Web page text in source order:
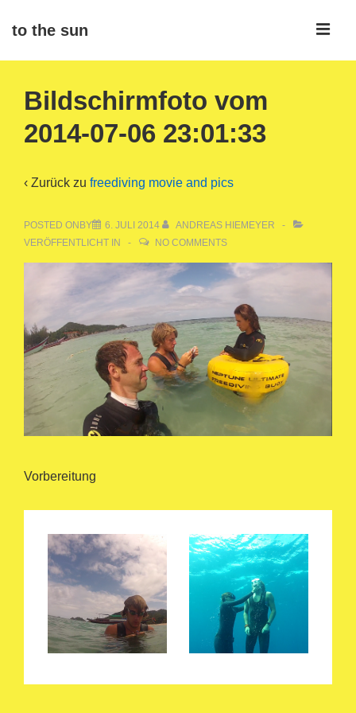
Zumto the sun
Navigation
Bildschirmfoto vom
2014-07-06 23:01:33
‹ Zurück zu freediving movie and pics
POSTED ONBY 6. JULI 2014
ANDREAS HIEMEYER
VERÖFFENTLICHT IN
NO COMMENTS
Vorbereitung